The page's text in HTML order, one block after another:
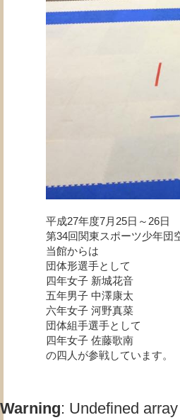
平成27年度7月25日～26日
第34回関東スポーツ少年団
当館からは
団体形選手として
四年女子 新城花音
五年男子 中澤康太
六年女子 河野真菜
団体組手選手として
四年女子 佐藤歌南
の四人が参戦しています。
Warning: Undefined